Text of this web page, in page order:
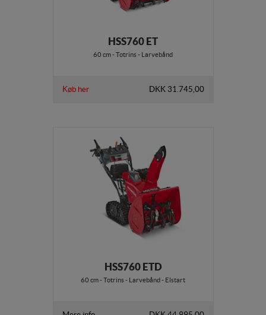
HSS760 ET
60 cm - Totrins - Larvebånd
Køb her DKK 31.745,00
HSS760 ETD
60 cm - Totrins - Larvebånd - Elstart